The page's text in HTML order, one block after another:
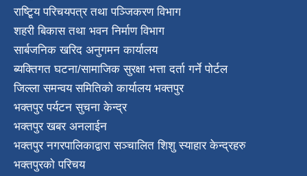
राष्टि्ृय परिचयपत्र तथा पञ्जिकरण विभाग
शहरी बिकास तथा भवन निर्माण विभाग
सार्बजनिक खरिद अनुगमन कार्यालय
ब्यक्तिगत घटना/सामाजिक सुरक्षा भत्ता दर्ता गर्ने पोर्टल
जिल्ला समन्वय समितिको कार्यालय भक्तपुर
भक्तपुर पर्यटन सुचना केन्द्र
भक्तपुर खबर अनलाईन
भक्तपुर नगरपालिकाद्वारा सञ्चालित शिशु स्याहार केन्द्रहरु
भक्तपुरकाे परिचय